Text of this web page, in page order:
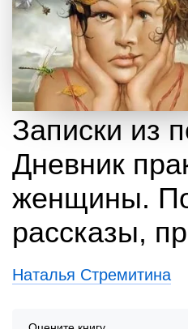
Записки из
Дневник
женщины.
рассказы,
Наталья Стремитина